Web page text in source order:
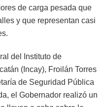
de carga pesada que
y que representan casi
del Instituto de
(Incay), Froilán Torres
de Seguridad Pública
el Gobernador realizó un